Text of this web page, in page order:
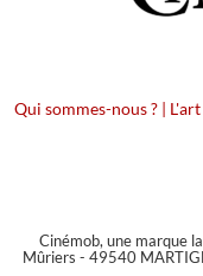
Qui sommes-nous ? |
Cinémob, une marque
Mûriers - 49540